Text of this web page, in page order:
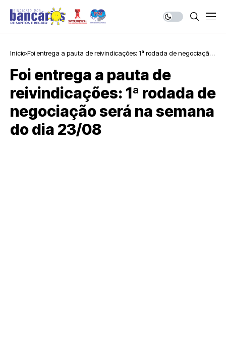
Início Foi entrega a pauta de reivindicações: 1ª rodada de negociação
Foi entrega a pauta de
reivindicações: 1ª rodada de
negociação será na semana
do dia 23/08